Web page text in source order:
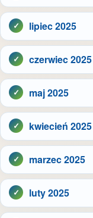
lipiec 2025
czerwiec 2025
maj 2025
kwiecień 2025
marzec 2025
luty 2025